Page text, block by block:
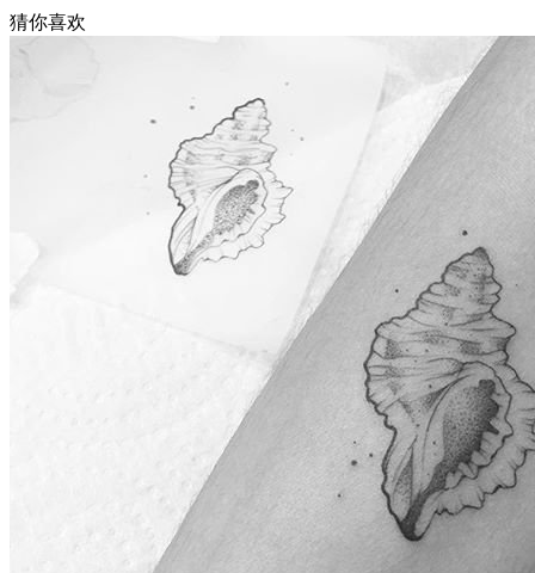
： 服务号：laobingwenshen 订阅号：laobing66666 打造国
文资讯！精美纹身图案及手稿 纹身作品 一站搞定！回复相
问千万素材的微官网，中国最强最全纹身图案尽在其中！
猜你喜欢